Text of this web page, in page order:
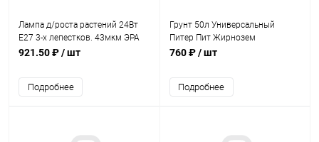
Лампа д/роста растений 24Вт
Е27 3-х лепестков. 43мкм ЭРА
57285
921.50 ₽/ шт
Подробнее
Грунт 50л Универсальный
Питер Пит Жирнозем
760 ₽/ шт
Подробнее